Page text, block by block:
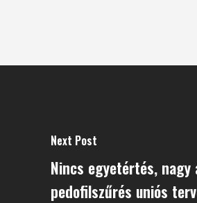
Next Post
Nincs egyetértés, nagy
pedofilszűrés uniós